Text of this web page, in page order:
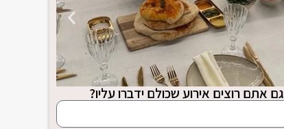
גם אתם רוצים אירוע שכולם ידברו עליו?